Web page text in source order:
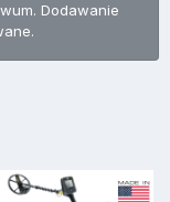
Dodawanie